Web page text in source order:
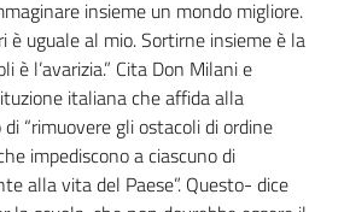
insieme un mondo migliore.
è uguale al mio. Sortirne insieme è la
è l’avarizia.” Cita Don Milani e
italiana che affida alla
“rimuovere gli ostacoli di ordine
impediscono a ciascuno di
alla vita del Paese”. Questo- dice